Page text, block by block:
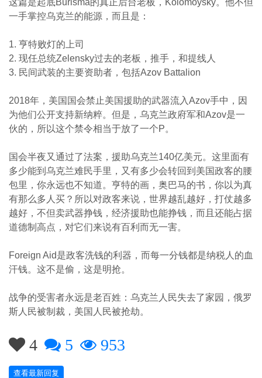
这篇是起底Burisma的真正后台老板，Kolomoysky。他不但
一手掌控乌克兰的能源，而且是：
1. 亨特败灯的上司
2. 现任总统Zelensky过去的老板，推手，和提线人
3. 民间武装的主要资助者，包括Azov Battalion
2018年，美国国会禁止美国援助的武器流入Azov手中，因
为他们公开支持新纳粹。但是，乌克兰政府军和Azov是一
伙的，所以这个禁令相当于放了一个P。
国会半夜又通过了法案，援助乌克兰140亿美元。这里面有
多少能到乌克兰难民手里，又有多少会转回到美国政客的腰
包里，你永远也不知道。亨特的画，奥巴马的书，你以为真
有那么多人买？所以对政客来说，世界越乱越好，打仗越多
越好，不但卖武器挣钱，经济援助也能挣钱，而且还能占据
道德制高点，对它们来说有百利而无一害。
Foreign Aid是政客洗钱的利器，而每一分钱都是纳税人的血
汗钱。这不是偷，这是明抢。
战争的受害者永远是老百姓：乌克兰人民失去了家园，俄罗
斯人民被制裁，美国人民被抢劫。
4 5 953
查看最新回复